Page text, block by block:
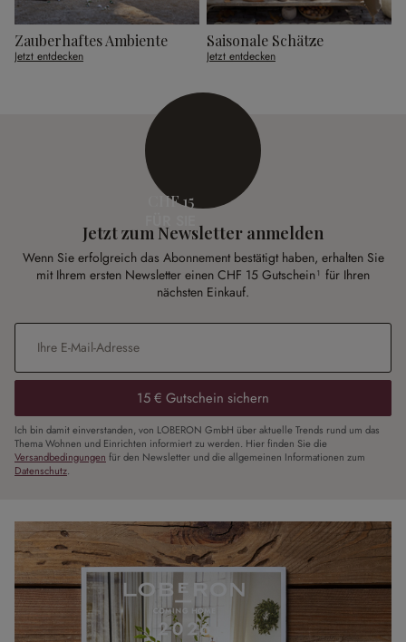
Zauberhaftes Ambiente
Jetzt entdecken
Saisonale Schätze
Jetzt entdecken
CHF 15
Jetzt zum Newsletter anmelden
Wenn Sie erfolgreich das Abonnement bestätigt haben, erhalten Sie
mit Ihrem ersten Newsletter einen CHF 15 Gutschein¹ für Ihren
nächsten Einkauf.
E-Mail-Adresse
15 € Gutschein sichern
Ich bin damit einverstanden, von LOBERON GmbH über aktuelle Trends rund um das
Thema Wohnen und Einrichten informiert zu werden. Hier finden Sie die
Versandbedingungen für den Newsletter und die allgemeinen Informationen zum
Datenschutz.